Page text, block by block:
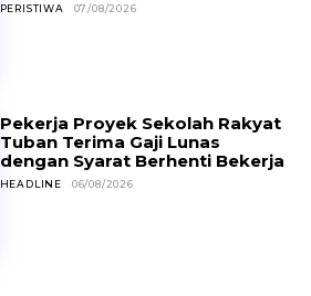
PERISTIWA 07/08/2026
Pekerja Proyek Sekolah Rakyat
Tuban Terima Gaji Lunas
dengan Syarat Berhenti Bekerja
HEADLINE 06/08/2026